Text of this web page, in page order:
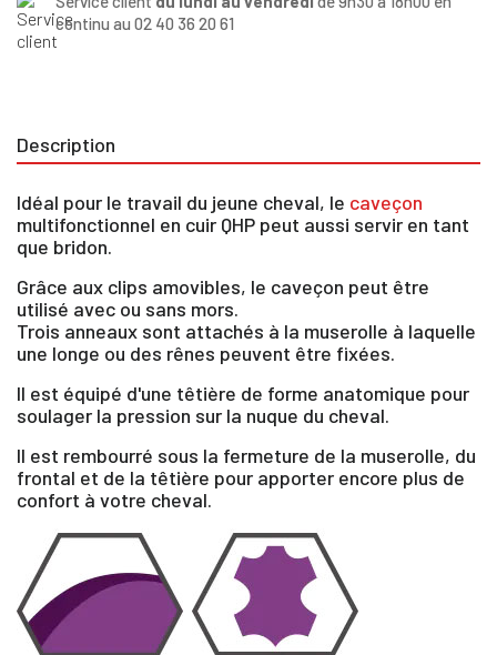
continu au 02 40 36 20 61
Description
Idéal pour le travail du jeune cheval, le caveçon
multifonctionnel en cuir QHP peut aussi servir en tant
que bridon.
Grâce aux clips amovibles, le caveçon peut être
utilisé avec ou sans mors.
Trois anneaux sont attachés à la muserolle à laquelle
une longe ou des rênes peuvent être fixées.
Il est équipé d'une têtière de forme anatomique pour
soulager la pression sur la nuque du cheval.
Il est rembourré sous la fermeture de la muserolle, du
frontal et de la têtière pour apporter encore plus de
confort à votre cheval.